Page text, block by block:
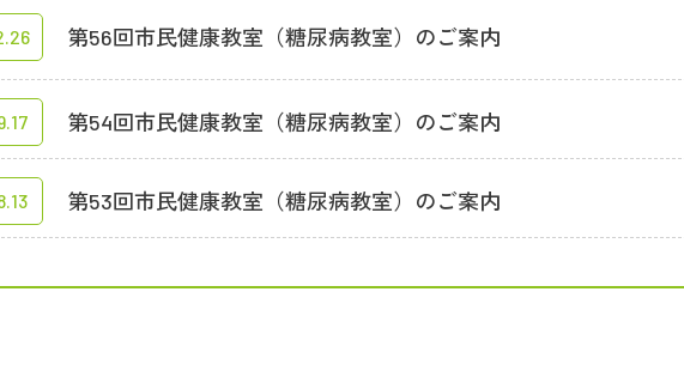
第56回市民健康教室（糖尿病教室）のご案内
第54回市民健康教室（糖尿病教室）のご案内
第53回市民健康教室（糖尿病教室）のご案内